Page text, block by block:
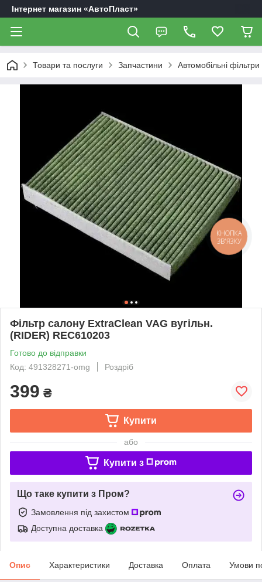
Інтернет магазин «АвтоПласт»
Товари та послуги Запчастини Автомобільні фільтри
Фільтр салону ExtraClean VAG вугільн.
(RIDER) REC610203
Готово до відправки
Код: 491328271-omg
Роздріб
399 ₴
Купити
або
Купити з
Що таке купити з Пром?
Замовлення під захистом
Доступна доставка
Опис Характеристики Доставка Оплата Умови
КНОПКА
ЗВ'ЯЗКУ